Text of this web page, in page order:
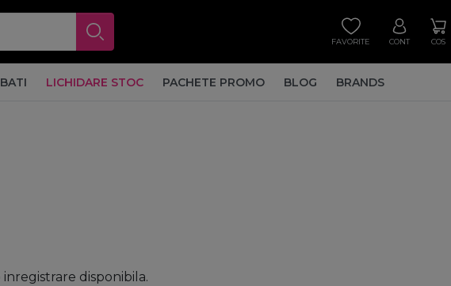
FAVORITE CONT COS
LICHIDARE STOC PACHETE PROMO BLOG BRANDS
inregistrare disponibila.